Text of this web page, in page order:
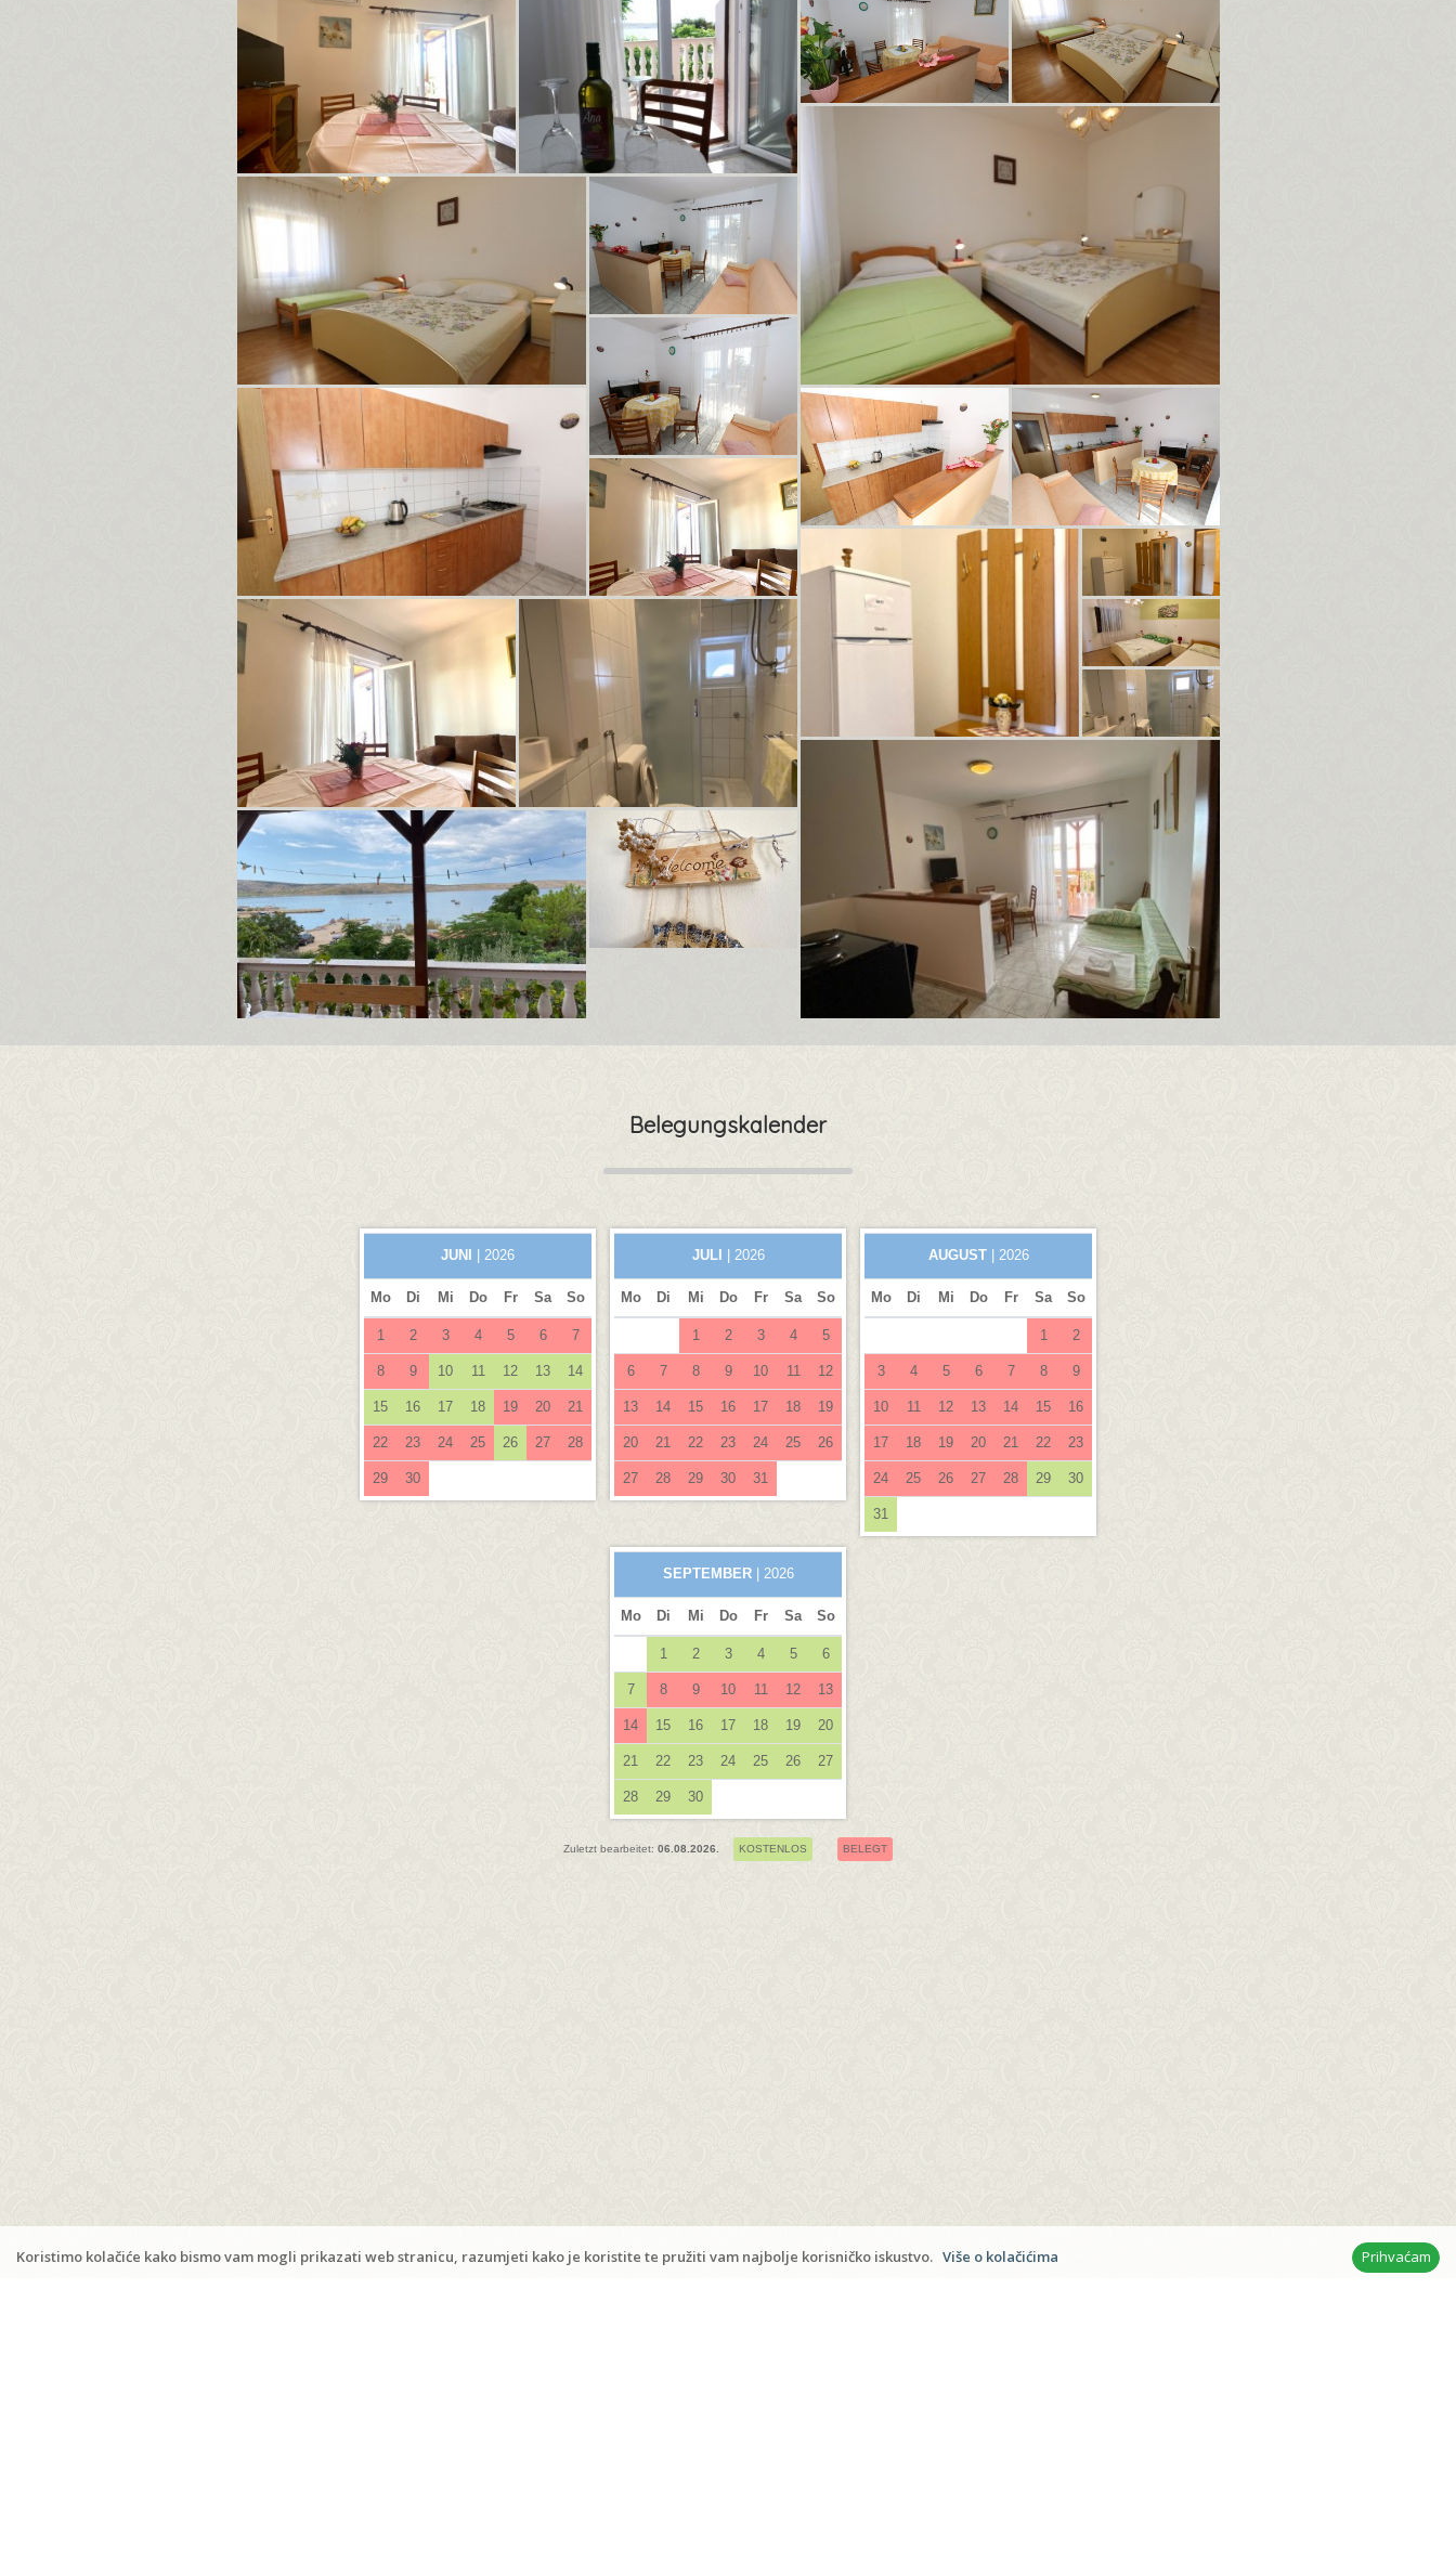
Koristimo kolačiće kako bismo vam mogli prikazati web stranicu, razumjeti kako je koristite te pružiti vam najbolje korisničko iskustvo. Više o kolačićima Prihvaćam
Belegungskalender
JUNI | 2026
Mo Di Mi Do Fr Sa So
1 2 3 4 5 6 7
8 9 10 11 12 13 14
15 16 17 18 19 20 21
22 23 24 25 26 27 28
29 30
JULI | 2026
Mo Di Mi Do Fr Sa So
1 2 3 4 5
6 7 8 9 10 11 12
13 14 15 16 17 18 19
20 21 22 23 24 25 26
27 28 29 30 31
AUGUST| 2026
Mo Di Mi Do Fr Sa So
1 2
3 4 5 6 7 8 9
10 11 12 13 14 15 16
17 18 19 20 21 22 23
24 25 26 27 28 29 30
31
SEPTEMBER| 2026
Mo Di Mi Do Fr Sa So
1 2 3 4 5 6
7 8 9 10 11 12 13
14 15 16 17 18 19 20
21 22 23 24 25 26 27
28 29 30
Zuletzt bearbeitet: 06.08.2026. KOSTENLOS BELEGT